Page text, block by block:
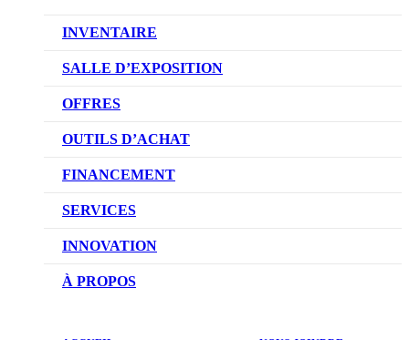
INVENTAIRE
VÉHICULES NEUFS
VÉHICULES D’OCCASION
SALLE D’EXPOSITION
OFFRES
OFFRES DU CONCESSIONNAIRE
OUTILS D’ACHAT
CONFIGUREZ VOTRE VÉHICULE
RÉSERVEZ UN ESSAI ROUTIER
DEMANDEZ UN PRIX
FINANCEMENT
NOTRE DIFFÉRENCE
DEMANDE DE CRÉDIT AUTO
SERVICES
NOTRE PROMESSE
PRENDRE UN RENDEZ-VOUS
INNOVATION
TECHNOLOGIE SKYACTIV
À PROPOS